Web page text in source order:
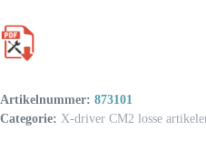
Artikelnummer: 873101
Categorie: X-driver CM2 losse